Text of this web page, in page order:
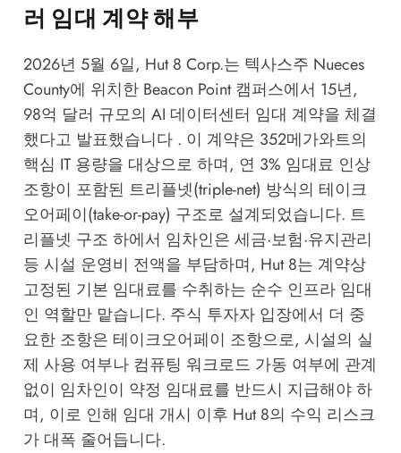
러 임대 계약 해부
2026년 5월 6일, Hut 8 Corp.는 텍사스주 Nueces
County에 위치한 Beacon Point 캠퍼스에서 15년,
98억 달러 규모의 AI 데이터센터 임대 계약을 체결
했다고 발표했습니다 . 이 계약은 352메가와트의
핵심 IT 용량을 대상으로 하며, 연 3% 임대료 인상
조항이 포함된 트리플넷(triple-net) 방식의 테이크
오어페이(take-or-pay) 구조로 설계되었습니다. 트
리플넷 구조 하에서 임차인은 세금·보험·유지관리
등 시설 운영비 전액을 부담하며, Hut 8는 계약상
고정된 기본 임대료를 수취하는 순수 인프라 임대
인 역할만 맡습니다. 주식 투자자 입장에서 더 중
요한 조항은 테이크오어페이 조항으로, 시설의 실
제 사용 여부나 컴퓨팅 워크로드 가동 여부에 관계
없이 임차인이 약정 임대료를 반드시 지급해야 하
며, 이로 인해 임대 개시 이후 Hut 8의 수익 리스크
가 대폭 줄어듭니다.